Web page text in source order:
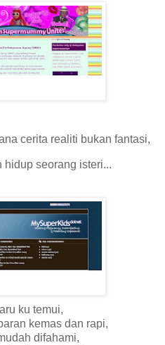
cerita realiti bukan fantasi,
seorang isteri...
ku temui,
kemas dan rapi,
difahami,